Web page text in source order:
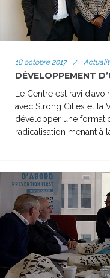
18 octobre 2017 /
DÉVELOPPEMENT
Le Centre est ravi
avec Strong Cities et la
développer une
radicalisation menant à